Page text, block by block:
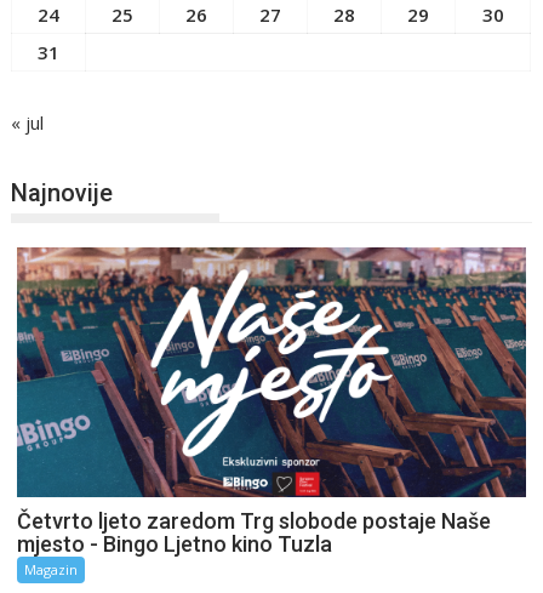
24
25 26 27 28 29
30
31
« jul
Najnovije
Četvrto ljeto zaredom Trg slobode postaje Naše
mjesto - Bingo Ljetno kino Tuzla
Magazin